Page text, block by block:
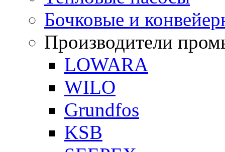
Бочковые и
Производители
LOWARA
WILO
Grundfos
KSB